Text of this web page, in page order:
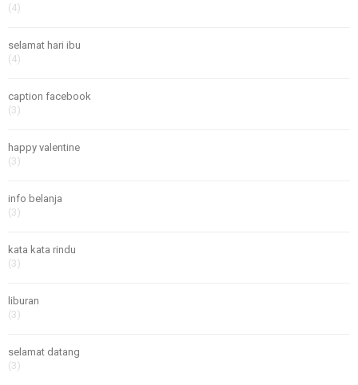
(4)
selamat hari ibu
(4)
caption facebook
(3)
happy valentine
(3)
info belanja
(3)
kata kata rindu
(3)
liburan
(3)
selamat datang
(3)